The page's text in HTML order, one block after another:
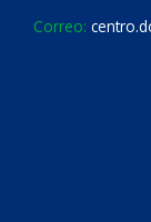
Correo: